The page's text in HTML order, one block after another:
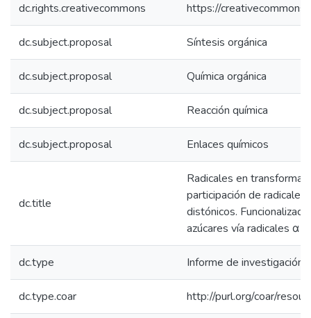
dc.rights.creativecommons https://
dc.subject.proposal Síntesis orgánica
dc.subject.proposal Química orgánica
dc.subject.proposal Reacción química
dc.subject.proposal Enlaces químicos
dc.title
Radicales en
participación de
distónicos.
azúcares vía radicales α
dc.type Informe de investigación
dc.type.coar http://purl.org/coar/